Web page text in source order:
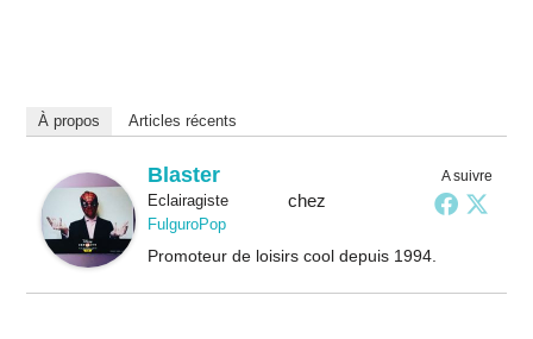
À propos Articles récents
A suivre
Blaster
Eclairagistechez
FulguroPop
Promoteur de loisirs cool depuis 1994.